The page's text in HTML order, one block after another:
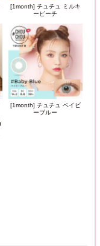
[1month] チュチュ ミルキ
ーピーチ
[1month] チュチュ ベイビ
ーブルー